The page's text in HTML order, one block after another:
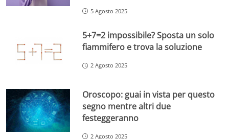
5 Agosto 2025
5+7=2 impossibile? Sposta un solo
fiammifero e trova la soluzione
2 Agosto 2025
Oroscopo: guai in vista per questo
segno mentre altri due
festeggeranno
2 Agosto 2025